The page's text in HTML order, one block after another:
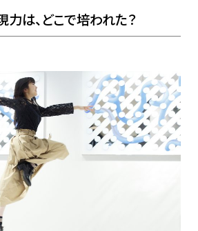
は、どこで培われた？